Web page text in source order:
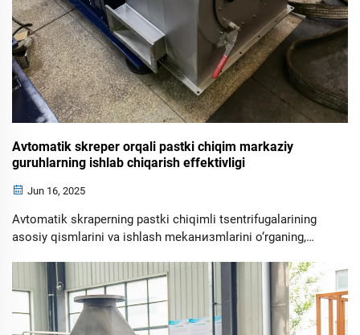
Avtomatik skreper orqali pastki chiqim markaziy
guruhlarning ishlab chiqarish effektivligi
Jun 16, 2025
Avtomatik skraperning pastki chiqimli tsentrifugalarining
asosiy qismlarini va ishlash mekанизmlarini o‘rganing,
va sohasidagi boshqaruv tizimlari bilan integratsiyaga to‘g‘ri
nazar yetiring. Ularning sifatli suvni tozalash, doriymoylash
va ichimliklar ishlab chiqarish sohalari bo‘yicha
qo’llanilishini hamda bu effektiv tizimlarning operatsion